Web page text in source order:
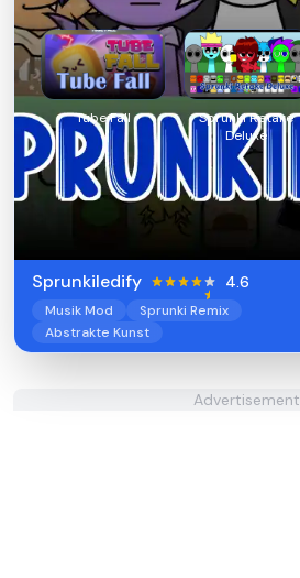
Tube Fall
Sprunki Retake
Deluxe
Sprunkiledify 4.6
Musik Mod
Sprunki Remix
Abstrakte Kunst
Advertisement